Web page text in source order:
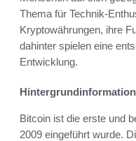
Thema für Technik-
Kryptowährungen, ihre
dahinter spielen eine
Entwicklung.
Bitcoin ist die erste und
2009 eingeführt wurde.